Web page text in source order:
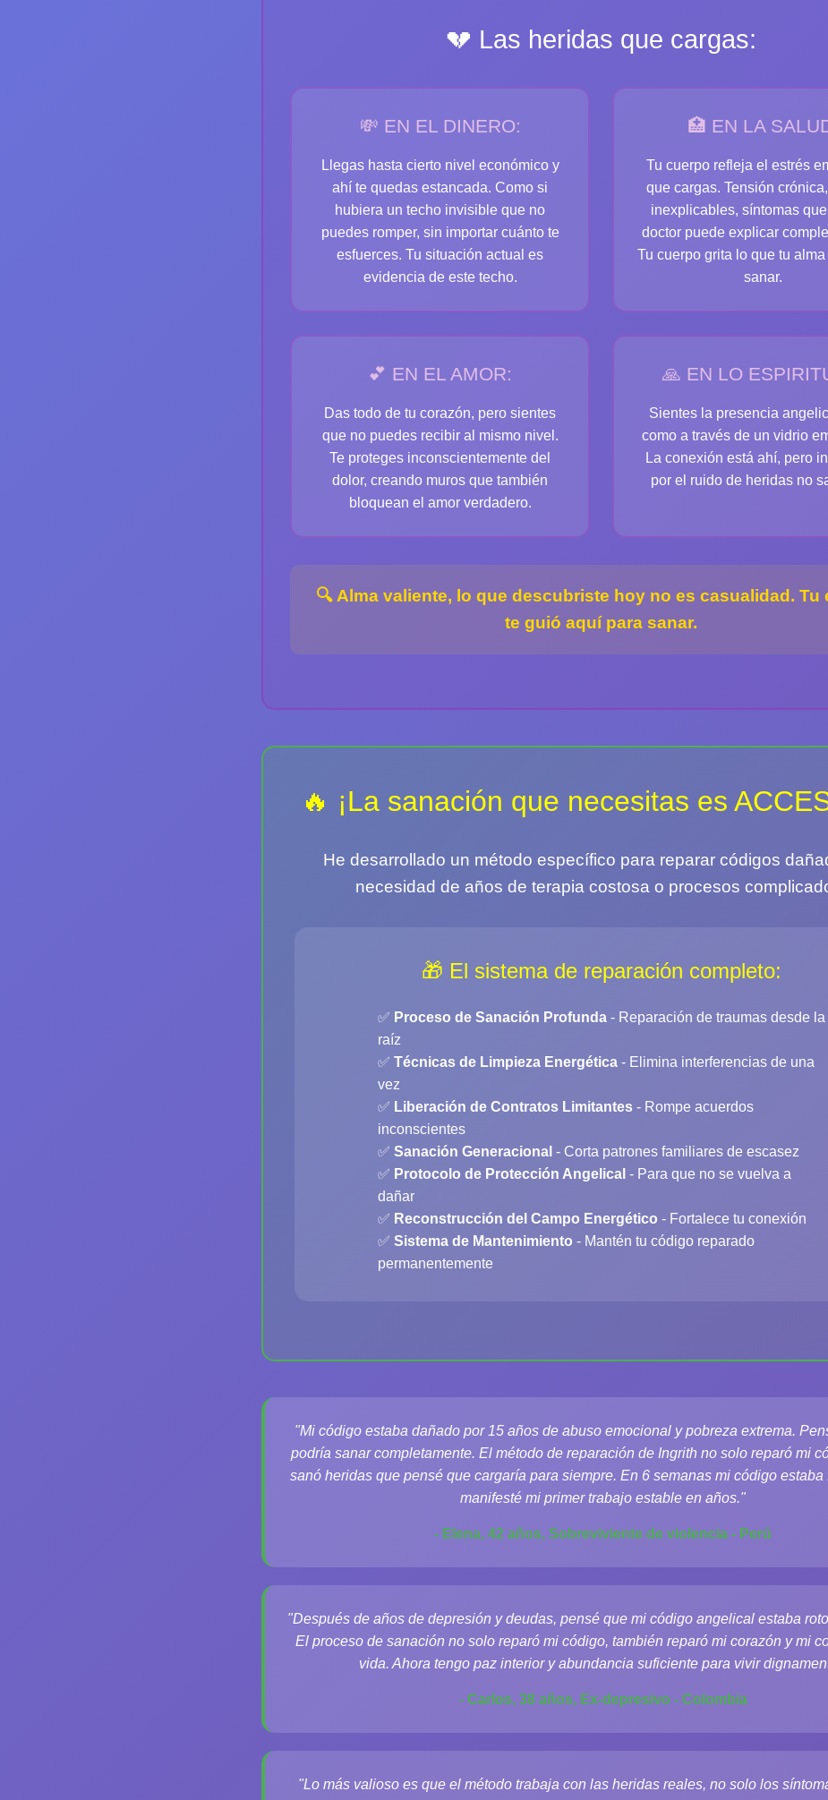
💔 Las heridas que cargas:
💸 EN EL DINERO:
Llegas hasta cierto nivel económico y
ahí te quedas estancada. Como si
hubiera un techo invisible que no
puedes romper, sin importar cuánto te
esfuerces. Tu situación actual es
evidencia de este techo.
🏥 EN LA
Tu cuerpo refleja el estrés
que cargas. Tensión
inexplicables, síntomas
doctor puede explicar
Tu cuerpo grita lo que tu
sanar.
💕 EN EL AMOR:
Das todo de tu corazón, pero sientes
que no puedes recibir al mismo nivel.
Te proteges inconscientemente del
dolor, creando muros que también
bloquean el amor verdadero.
🙏 EN LO
Sientes la presencia
como a través de un vidrio
La conexión está ahí, pero
por el ruido de heridas no
🔍 Alma valiente, lo que descubriste hoy no es casualidad. Tu
te guió aquí para sanar.
🔥 ¡La sanación que necesitas es
He desarrollado un método específico para reparar códigos
necesidad de años de terapia costosa o procesos
🎁 El sistema de reparación completo:
✅ Proceso de Sanación Profunda- Reparación de traumas desde la
raíz
✅ Técnicas de Limpieza Energética- Elimina interferencias de una
vez
✅ Liberación de Contratos Limitantes- Rompe acuerdos
inconscientes
✅ Sanación Generacional - Corta patrones familiares de escasez
✅ Protocolo de Protección Angelical - Para que no se vuelva a
dañar
✅ Reconstrucción del Campo Energético - Fortalece tu conexión
✅ Sistema de Mantenimiento - Mantén tu código reparado
permanentemente
"Mi código estaba dañado por 15 años de abuso emocional y pobreza extrema.
podría sanar completamente. El método de reparación de Ingrith no solo reparó mi
sanó heridas que pensé que cargaría para siempre. En 6 semanas mi código
manifesté mi primer trabajo estable en años."
- Elena, 42 años, Sobreviviente de violencia - Perú
"Después de años de depresión y deudas, pensé que mi código angelical estaba
El proceso de sanación no solo reparó mi código, también reparó mi corazón y mi
vida. Ahora tengo paz interior y abundancia suficiente para vivir
- Carlos, 38 años, Ex-depresivo - Colombia
"Lo más valioso es que el método trabaja con las heridas reales, no solo los